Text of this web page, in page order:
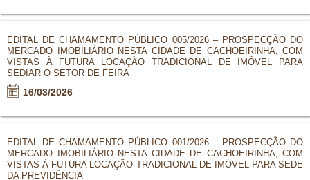
EDITAL DE CHAMAMENTO PÚBLICO 005/2026 – PROSPECÇÃO DO
MERCADO IMOBILIÁRIO NESTA CIDADE DE CACHOEIRINHA, COM
VISTAS À FUTURA LOCAÇÃO TRADICIONAL DE IMÓVEL PARA
SEDIAR O SETOR DE FEIRA
16/03/2026
EDITAL DE CHAMAMENTO PÚBLICO 001/2026 – PROSPECÇÃO DO
MERCADO IMOBILIÁRIO NESTA CIDADE DE CACHOEIRINHA, COM
VISTAS À FUTURA LOCAÇÃO TRADICIONAL DE IMÓVEL PARA SEDE
DA PREVIDÊNCIA